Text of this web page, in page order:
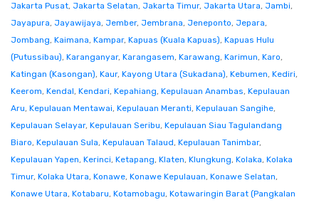
Jakarta Pusat, Jakarta Selatan, Jakarta Timur, Jakarta Utara, Jambi,
Jayapura, Jayawijaya, Jember, Jembrana, Jeneponto, Jepara,
Jombang, Kaimana, Kampar, Kapuas (Kuala Kapuas), Kapuas Hulu
(Putussibau), Karanganyar, Karangasem, Karawang, Karimun, Karo,
Katingan (Kasongan), Kaur, Kayong Utara (Sukadana), Kebumen, Kediri,
Keerom, Kendal, Kendari, Kepahiang, Kepulauan Anambas, Kepulauan
Aru, Kepulauan Mentawai, Kepulauan Meranti, Kepulauan Sangihe,
Kepulauan Selayar, Kepulauan Seribu, Kepulauan Siau Tagulandang
Biaro, Kepulauan Sula, Kepulauan Talaud, Kepulauan Tanimbar,
Kepulauan Yapen, Kerinci, Ketapang, Klaten, Klungkung, Kolaka, Kolaka
Timur, Kolaka Utara, Konawe, Konawe Kepulauan, Konawe Selatan,
Konawe Utara, Kotabaru, Kotamobagu, Kotawaringin Barat (Pangkalan